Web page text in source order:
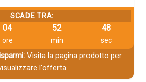
SCADE TRA:
04
ore
52
min
47
sec
Visita la pagina prodotto per
l'offerta